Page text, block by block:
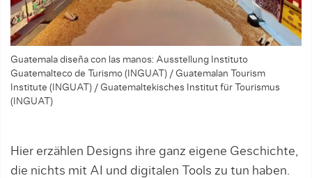
Guatemala diseña con las manos: Ausstellung Instituto
Guatemalteco de Turismo (INGUAT) / Guatemalan Tourism
Institute (INGUAT) / Guatemaltekisches Institut für Tourismus
(INGUAT)
Hier erzählen Designs ihre ganz eigene Geschichte,
die nichts mit AI und digitalen Tools zu tun haben.